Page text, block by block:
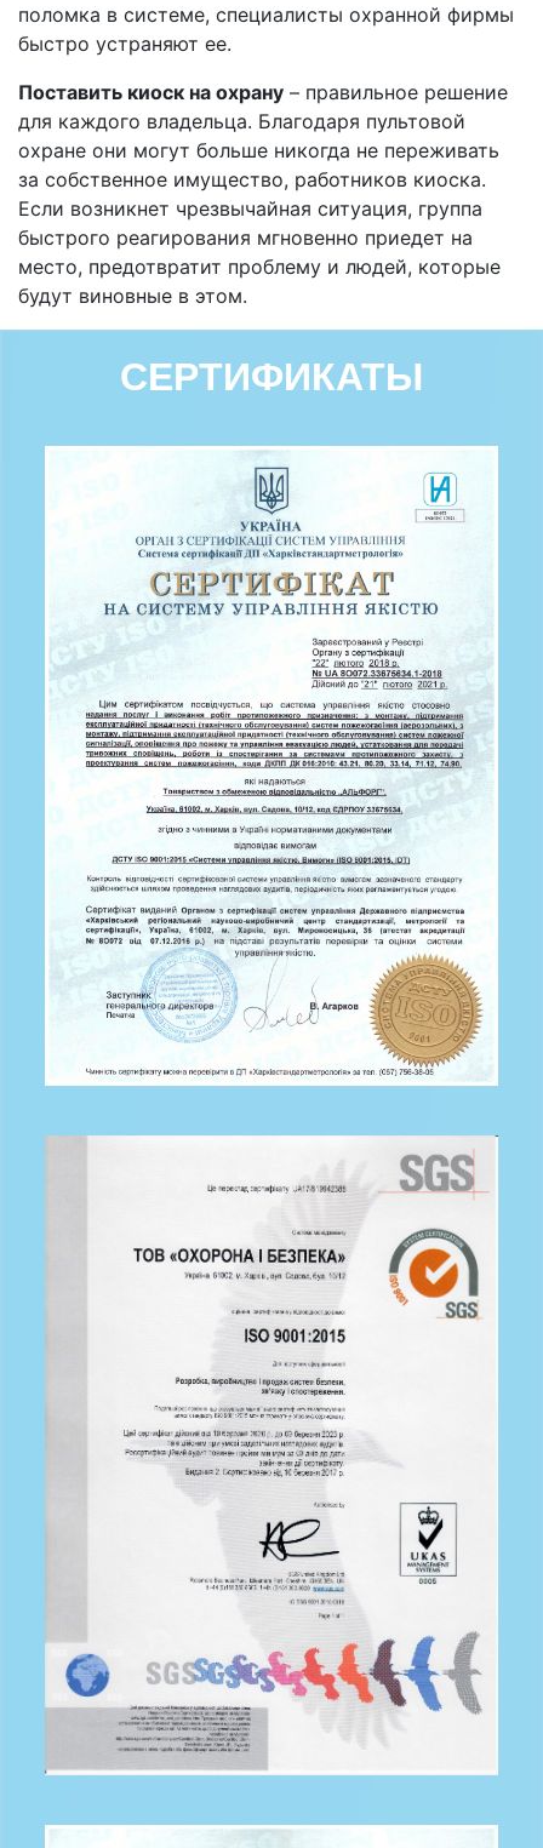
поломка в системе, специалисты охранной фирмы
быстро устраняют ее.
Поставить киоск на охрану – правильное решение
для каждого владельца. Благодаря пультовой
охране они могут больше никогда не переживать
за собственное имущество, работников киоска.
Если возникнет чрезвычайная ситуация, группа
быстрого реагирования мгновенно приедет на
место, предотвратит проблему и людей, которые
будут виновные в этом.
СЕРТИФИКАТЫ